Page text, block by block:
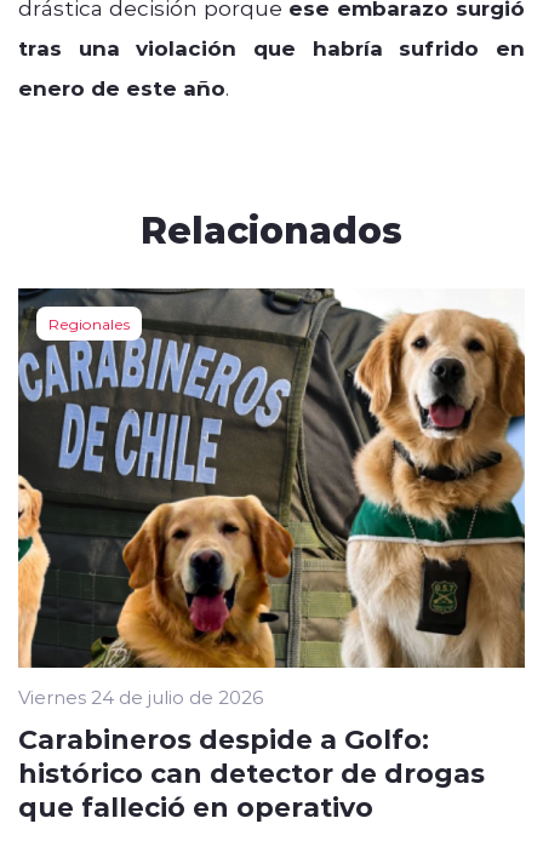
drástica decisión porque ese embarazo surgió
tras una violación que habría sufrido en
enero de este año.
Relacionados
Regionales
Viernes 24 de julio de 2026
Carabineros despide a Golfo:
histórico can detector de drogas
que falleció en operativo